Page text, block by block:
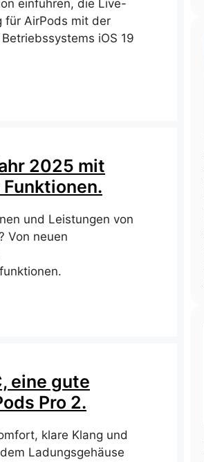
einführen, die Live-
für AirPods mit der
iOS 19
2025 mit
und Leistungen von
Von neuen
eine gute
Pro 2.
klare Klang und
Ladungsgehäuse